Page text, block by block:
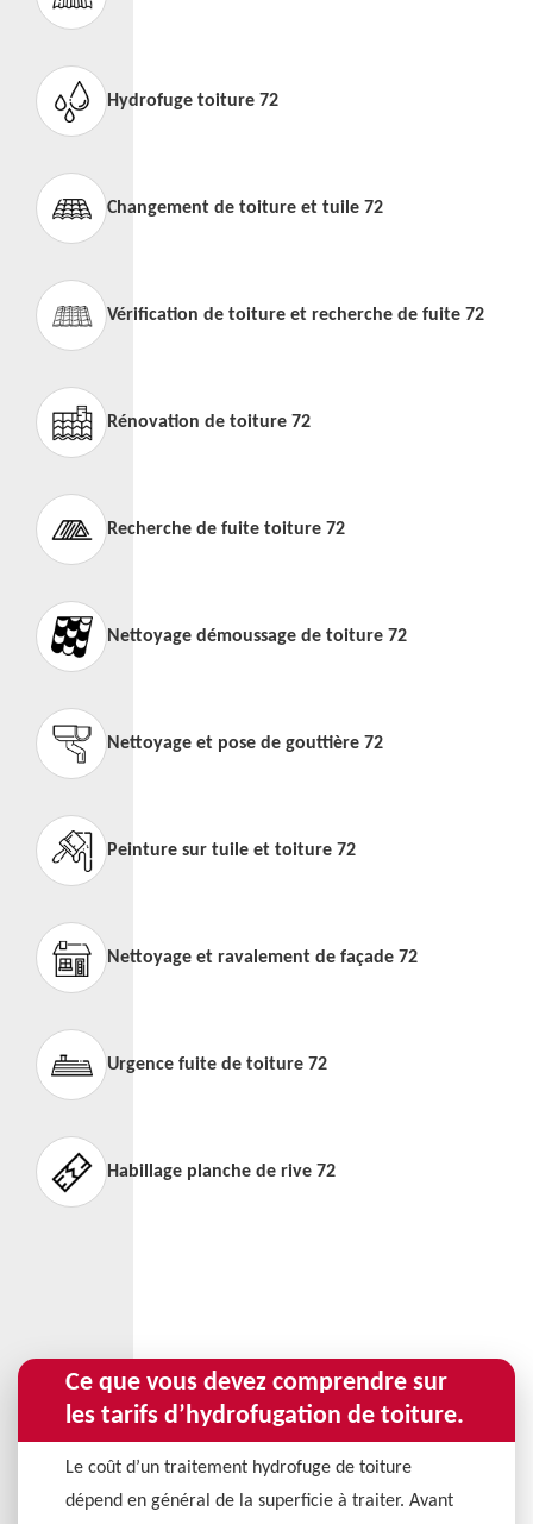
Hydrofuge toiture 72
Changement de toiture et tuile 72
Vérification de toiture et recherche de fuite 72
Rénovation de toiture 72
Recherche de fuite toiture 72
Nettoyage démoussage de toiture 72
Nettoyage et pose de gouttière 72
Peinture sur tuile et toiture 72
Nettoyage et ravalement de façade 72
Urgence fuite de toiture 72
Habillage planche de rive 72
Ce que vous devez comprendre sur
les tarifs d’hydrofugation de toiture.
Le coût d’un traitement hydrofuge de toiture
dépend en général de la superficie à traiter. Avant